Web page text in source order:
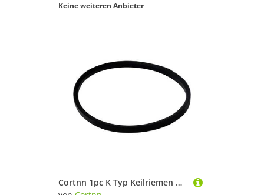
Keine weiteren Anbieter
Cortnn 1pc K Typ Keilriemen Maschinen Antriebsband Antriebsriemen for Tischbohrmaschine K19/483 K20/508 K21/533 K22/559 K24/610 K25/635mm(K33-838mm)